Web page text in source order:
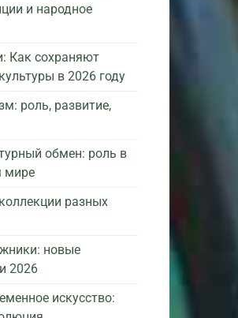
и народное
Как сохраняют
в 2026 году
роль, развитие,
обмен: роль в
мире
разных
новые
2026
искусство: